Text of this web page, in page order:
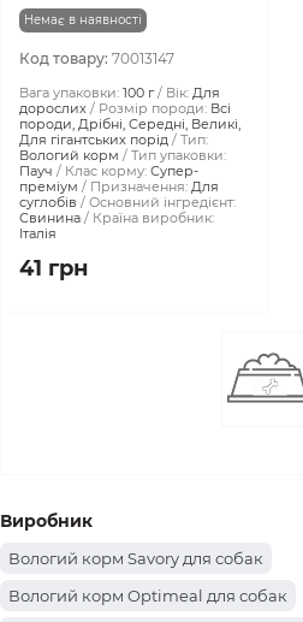
Немає в наявності
Код товару: 70013147
Вага упаковки: 100 г Вік: Для
дорослих
Розмір породи: Всі
породи, Дрібні, Середні, Великі,
Для гігантських порід
Тип:
Вологий корм
Тип упаковки:
Пауч
Клас корму: Супер-
преміум
Призначення: Для
суглобів
Основний інгредієнт:
Свинина
Країна виробник:
Італія
41 грн
Виробник
Вологий корм Savory для собак
Вологий корм Optimeal для собак